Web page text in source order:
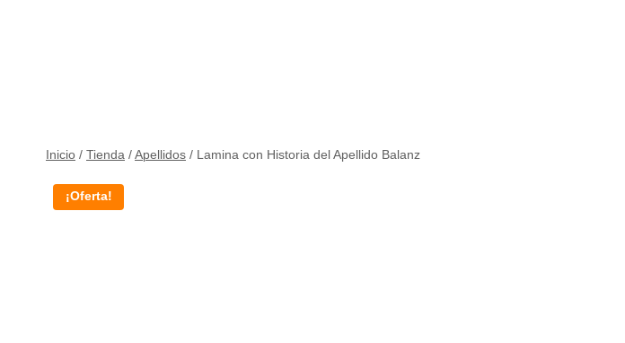
Inicio / Tienda / Apellidos / Lamina con Historia del Apellido Balanz
¡Oferta!